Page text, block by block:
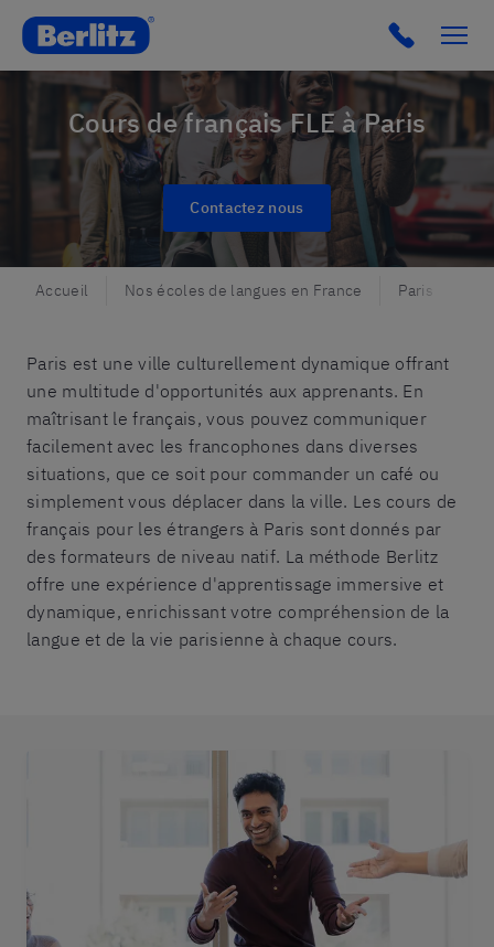
Berlitz France
Cours de français FLE à Paris
Contactez nous
Accueil Nos écoles de langues en France Paris
Paris est une ville culturellement dynamique offrant
une multitude d'opportunités aux apprenants. En
maîtrisant le français, vous pouvez communiquer
facilement avec les francophones dans diverses
situations, que ce soit pour commander un café ou
simplement vous déplacer dans la ville. Les cours de
français pour les étrangers à Paris sont donnés par
des formateurs de niveau natif. La méthode Berlitz
offre une expérience d'apprentissage immersive et
dynamique, enrichissant votre compréhension de la
langue et de la vie parisienne à chaque cours.